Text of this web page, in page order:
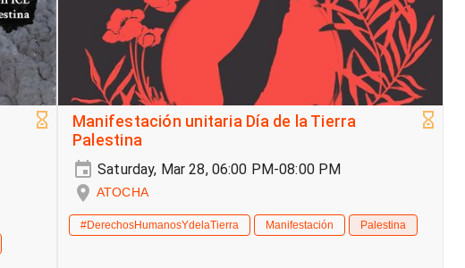
Manifestación unitaria Día de la Tierra
Palestina
Saturday, Mar 28, 06:00 PM-08:00 PM
ATOCHA
#DerechosHumanosYdelaTierra Manifestación Palestina